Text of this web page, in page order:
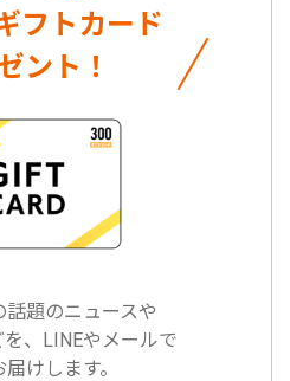
フトカード
ント！
話題のニュースや
、LINEやメールで
けします。